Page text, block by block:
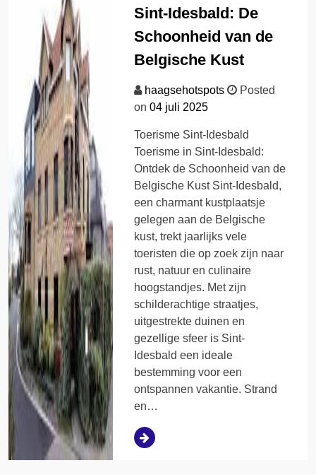
Sint-Idesbald: De
Schoonheid van de
Belgische Kust
haagsehotspots
Posted
on04 juli 2025
Toerisme Sint-Idesbald
Toerisme in Sint-Idesbald:
Ontdek de Schoonheid van de
Belgische Kust Sint-Idesbald,
een charmant kustplaatsje
gelegen aan de Belgische
kust, trekt jaarlijks vele
toeristen die op zoek zijn naar
rust, natuur en culinaire
hoogstandjes. Met zijn
schilderachtige straatjes,
uitgestrekte duinen en
gezellige sfeer is Sint-
Idesbald een ideale
bestemming voor een
ontspannen vakantie. Strand
en…